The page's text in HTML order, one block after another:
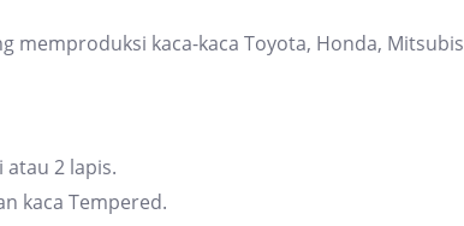
kaca-kaca Toyota, Honda,
atau 2 lapis.
kaca Tempered.